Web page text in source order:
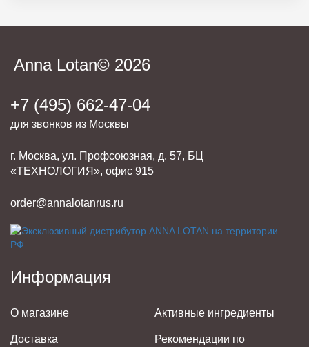
Anna Lotan© 2026
+7 (495) 662-47-04
для звонков из Москвы
г. Москва, ул. Профсоюзная, д. 57, БЦ
«ТЕХНОЛОГИЯ», офис 915
order@annalotanrus.ru
Информация
О магазине
Доставка
Активные ингредиенты
Рекомендации по